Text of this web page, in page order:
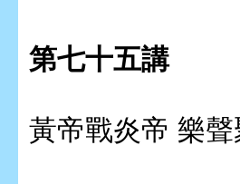
第七十五講
黃帝戰炎帝 樂